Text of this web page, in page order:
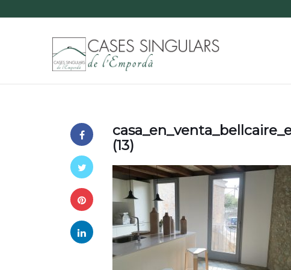
(13)